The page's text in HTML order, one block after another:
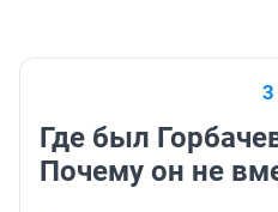
3
Где был
Почему он не